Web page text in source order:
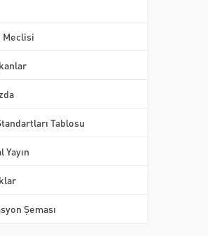
Meclisi
Tablosu
Yayın
Şeması